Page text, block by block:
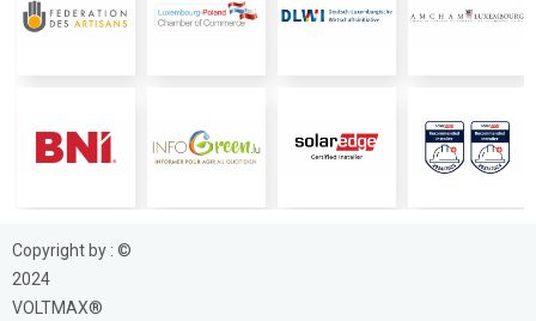
Copyright by : ©
2024
VOLTMAX®